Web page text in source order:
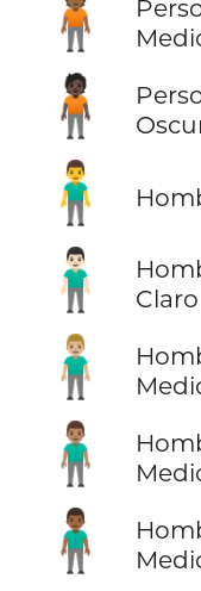
🧍🏾
🧍🏿
🧍‍♂️
🧍🏻‍♂️
Claro
🧍🏼‍♂️
🧍🏽‍♂️
🧍🏾‍♂️